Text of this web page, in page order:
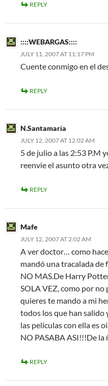
REPLY
::::WEBARGAS::::
JULY 11, 2007 AT 11:17 PM
Cuente conmigo en el
REPLY
N.Santamaría
JULY 12, 2007 AT 12:02 AM
5 de julio a las 2:53 P.M
reenvie el asunto otra
REPLY
Mafe
JULY 12, 2007 AT 2:02 AM
A ver doctor… como
mandó una tracalada de
NO MAS.De Harry
SOLA VEZ, como por
quieres te mando a mi
todos los que han salido
las películas con ella es
NO PASABA ASI!!!De la
REPLY